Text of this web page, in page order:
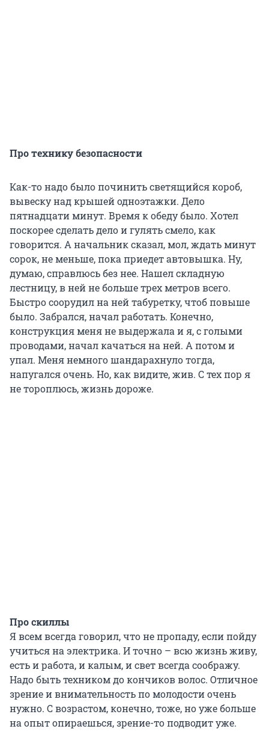
Про технику безопасности
Как-то надо было починить светящийся короб,
вывеску над крышей одноэтажки. Дело
пятнадцати минут. Время к обеду было. Хотел
поскорее сделать дело и гулять смело, как
говорится. А начальник сказал, мол, ждать минут
сорок, не меньше, пока приедет автовышка. Ну,
думаю, справлюсь без нее. Нашел складную
лестницу, в ней не больше трех метров всего.
Быстро соорудил на ней табуретку, чтоб повыше
было. Забрался, начал работать. Конечно,
конструкция меня не выдержала и я, с голыми
проводами, начал качаться на ней. А потом и
упал. Меня немного шандарахнуло тогда,
напугался очень. Но, как видите, жив. С тех пор я
не тороплюсь, жизнь дороже.
Про скиллы
Я всем всегда говорил, что не пропаду, если пойду
учиться на электрика. И точно – всю жизнь живу,
есть и работа, и калым, и свет всегда соображу.
Надо быть техником до кончиков волос. Отличное
зрение и внимательность по молодости очень
нужно. С возрастом, конечно, тоже, но уже больше
на опыт опираешься, зрение-то подводит уже.